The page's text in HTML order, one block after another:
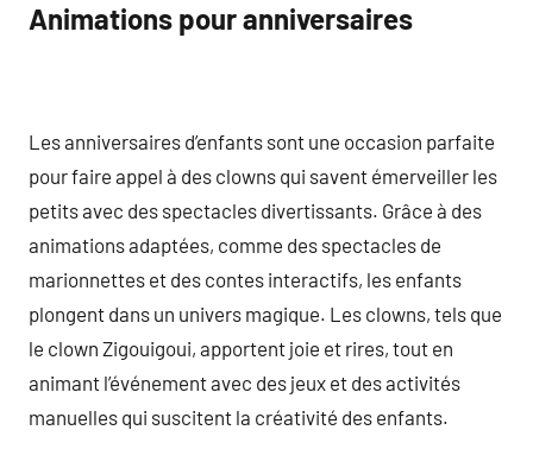
Animations pour anniversaires
Les anniversaires d’enfants sont une occasion parfaite
pour faire appel à des clowns qui savent émerveiller les
petits avec des spectacles divertissants. Grâce à des
animations adaptées, comme des spectacles de
marionnettes et des contes interactifs, les enfants
plongent dans un univers magique. Les clowns, tels que
le clown Zigouigoui, apportent joie et rires, tout en
animant l’événement avec des jeux et des activités
manuelles qui suscitent la créativité des enfants.